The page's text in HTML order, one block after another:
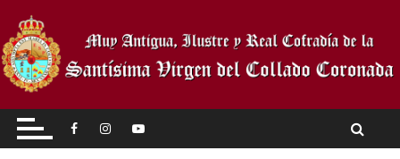
a
l
n
Muy Antigua, Ilustre, y Real
Cofradía de la Stma. Virgen del